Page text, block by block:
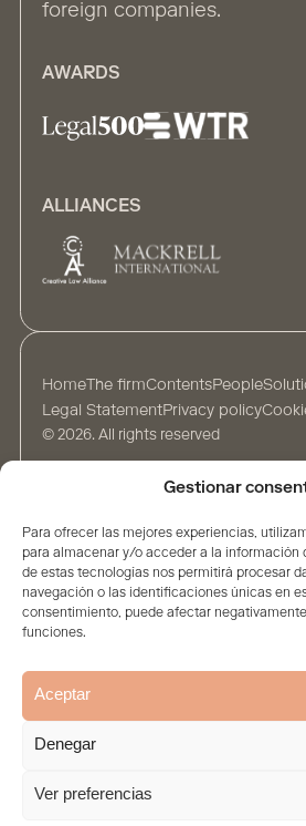
Gestionar
Para ofrecer las mejores experiencias,
para almacenar y/o acceder a la información
de estas tecnologías nos permitirá procesar
navegación o las identificaciones únicas en
consentimiento, puede afectar
funciones.
Aceptar
Denegar
Ver preferencias
foreign companies.
AWARDS
ALLIANCES
© 2026. All rights reserved
HomeThe firmContentsPeople
Legal StatementPrivacy policy